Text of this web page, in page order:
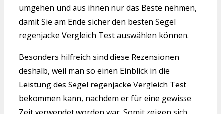
umgehen und aus ihnen nur das Beste nehmen,
damit Sie am Ende sicher den besten Segel
regenjacke Vergleich Test auswählen können.
Besonders hilfreich sind diese Rezensionen
deshalb, weil man so einen Einblick in die
Leistung des Segel regenjacke Vergleich Test
bekommen kann, nachdem er für eine gewisse
Zeit verwendet worden war. Somit zeigen sich